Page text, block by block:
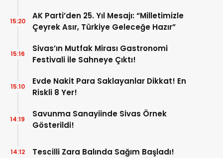
AK Parti’den 25. Yıl Mesajı: “Milletimizle
Çeyrek Asır, Türkiye Geleceğe Hazır”
15:20
Sivas’ın Mutfak Mirası Gastronomi
Festivali İle Sahneye Çıktı!
15:16
Evde Nakit Para Saklayanlar Dikkat! En
Riskli 8 Yer!
15:10
Savunma Sanayiinde Sivas Örnek
Gösterildi!
14:19
Tescilli Zara Balında Sağım Başladı!
14:12